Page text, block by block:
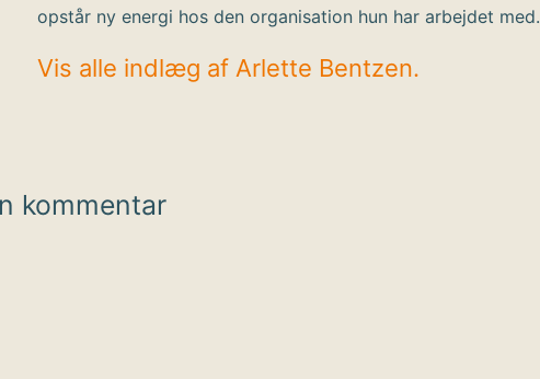
opstår ny energi hos den organisation hun har arbejdet med.
Vis alle indlæg af Arlette Bentzen.
kommentar